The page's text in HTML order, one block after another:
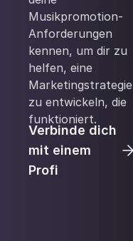
Musikpromotion-
Anforderungen
kennen, um dir zu
helfen, eine
Marketingstrategie
zu entwickeln, die
funktioniert.
Verbinde dich
mit einem
Profi